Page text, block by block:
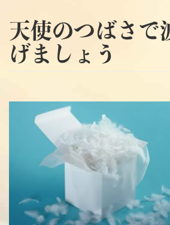
天使のつばさで
げましょう